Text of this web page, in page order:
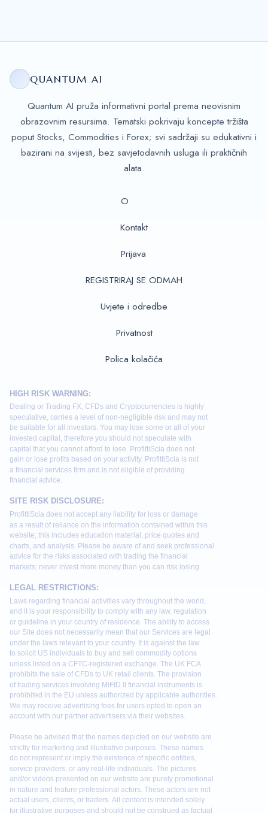
QUANTUM AI
Quantum AI pruža informativni portal prema neovisnim
obrazovnim resursima. Tematski pokrivaju koncepte tržišta
poput Stocks, Commodities i Forex; svi sadržaji su edukativni i
bazirani na svijesti, bez savjetodavnih usluga ili praktičnih
alata.
O
Kontakt
Prijava
REGISTRIRAJ SE ODMAH
Uvjete i odredbe
Privatnost
Polica kolačića